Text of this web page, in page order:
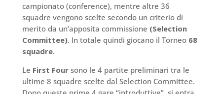
campionato (conference), mentre altre 36
squadre vengono scelte secondo un criterio di
merito da un’apposita commissione (Selection
Committee). In totale quindi giocano il Torneo 68
squadre.
Le First Foursono le 4 partite preliminari tra le
ultime 8 squadre scelte dal Selection Committee.